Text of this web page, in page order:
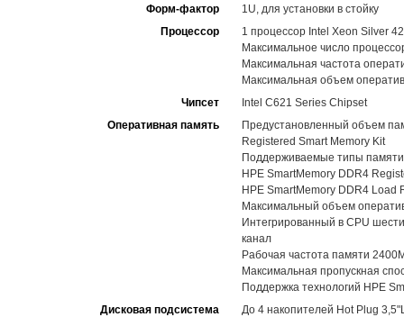
Форм-фактор
1U, для установки в стойку
Процессор
1 процессор Intel Xeon Silver
Максимальное число
Максимальная частота
Максимальная объем
Чипсет
Intel C621 Series Chipset
Оперативная память
Предустановленный объем
Registered Smart Memory Kit
Поддерживаемые типы
HPE SmartMemory DDR4
HPE SmartMemory DDR4 Load
Максимальный объем
Интегрированный в CPU
канал
Рабочая частота памяти
Максимальная пропускная
Поддержка технологий HPE
Дисковая подсистема
До 4 накопителей Hot Plug